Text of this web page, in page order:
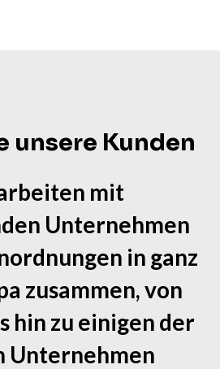
unsere Kunden
mit
Unternehmen
in ganz
zusammen, von
hin zu einigen der
Unternehmen